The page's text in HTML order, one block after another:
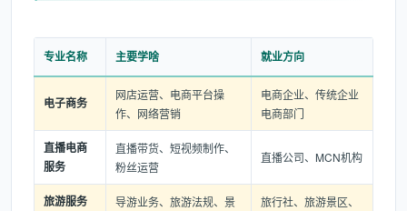
专业名称 主要学啥 就业方向
电子商务
网店运营、电商平台操
作、网络营销
电商企业、传统企业
电商部门
直播电商
服务
直播带货、短视频制作、
粉丝运营
直播公司、MCN机构
旅游服务
导游业务、旅游法规、景
旅行社、旅游景区、